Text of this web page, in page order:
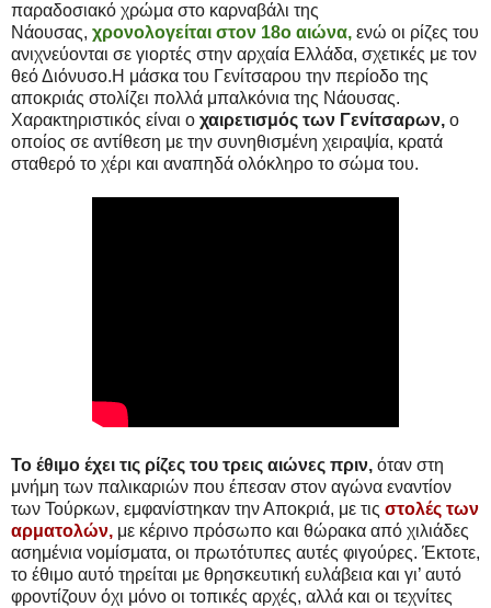
παραδοσιακό χρώμα στο καρναβάλι της
Νάουσας, χρονολογείται στον 18ο αιώνα, ενώ οι ρίζες του
ανιχνεύονται σε γιορτές στην αρχαία Ελλάδα, σχετικές με τον
θεό Διόνυσο.Η μάσκα του Γενίτσαρου την περίοδο της
αποκριάς στολίζει πολλά μπαλκόνια της Νάουσας.
Χαρακτηριστικός είναι ο χαιρετισμός των Γενίτσαρων, ο
οποίος σε αντίθεση με την συνηθισμένη χειραψία, κρατά
σταθερό το χέρι και αναπηδά ολόκληρο το σώμα του.
Το έθιμο έχει τις ρίζες του τρεις αιώνες πριν, όταν στη
μνήμη των παλικαριών που έπεσαν στον αγώνα εναντίον
των Τούρκων, εμφανίστηκαν την Αποκριά, με τις στολές των
αρματολών, με κέρινο πρόσωπο και θώρακα από χιλιάδες
ασημένια νομίσματα, οι πρωτότυπες αυτές φιγούρες. Έκτοτε,
το έθιμο αυτό τηρείται με θρησκευτική ευλάβεια και γι’ αυτό
φροντίζουν όχι μόνο οι τοπικές αρχές, αλλά και οι τεχνίτες